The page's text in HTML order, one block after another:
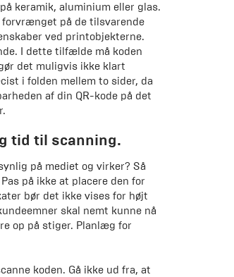
keramik, aluminium eller glas.
på de tilsvarende
ved printobjekterne.
I dette tilfælde må koden
det muligvis ikke klart
i folden mellem to sider, da
af din QR-kode på det
tid til scanning.
på mediet og virker? Så
på ikke at placere den for
bør det ikke vises for højt
skal nemt kunne nå
op på stiger. Planlæg for
koden. Gå ikke ud fra, at